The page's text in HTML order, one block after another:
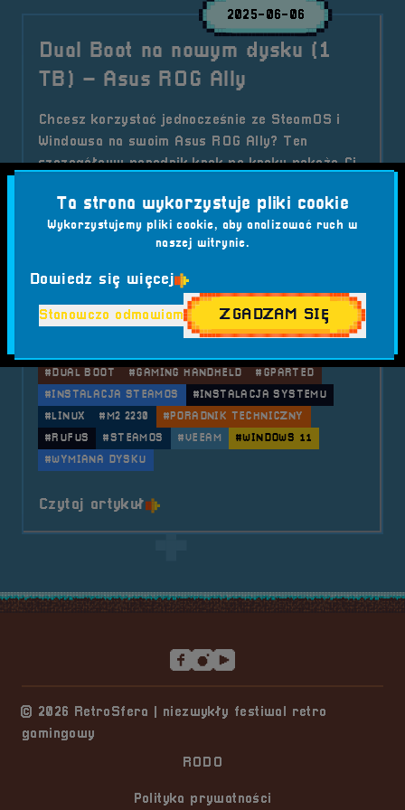
2025-06-06
Dual Boot na nowym dysku (1
TB) – Asus ROG Ally
Chcesz korzystać jednocześnie ze SteamOS i
Windowsa na swoim Asus ROG Ally? Ten
szczegółowy poradnik krok po kroku pokaże Ci,
zainstalować oba systemy oraz swobodnie się
między nimi przełączać. Idealne rozwiązanie dla
graczy i entuzjastów technologii, którzy chcą w
pełni wykorzystać możliwości swojego
Kategorie wpisu:
Aktualności
#DUAL BOOT
#GAMING HANDHELD
#GPARTED
#INSTALACJA STEAMOS
#INSTALACJA SYSTEMU
#LINUX
#M2 2230
#PORADNIK TECHNICZNY
#RUFUS
#STEAMOS #VEEAM
#WINDOWS 11
#WYMIANA DYSKU
Czytaj artykuło tytule Dual Boot na nowym
© 2026 RetroSfera | niezwykły festiwal retro
gamingowy
RODO
Polityka prywatności
Ta strona wykorzystuje pliki cookie
Wykorzystujemy pliki cookie, aby analizować ruch w
naszej witrynie.
Dowiedz się więcej
Stanowczo odmawiam ZGADZAM SIĘ